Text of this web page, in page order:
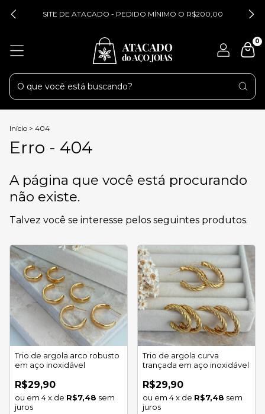
SITE DE ATACADO - PEDIDO MÍNIMO O R$200,00
0
Início > 404
Erro - 404
A página que você está procurando
não existe.
Talvez você se interesse pelos seguintes produtos.
Trio de argola arco robusto
em aço inoxidável
R$29,90
4x de R$7,48 sem
juros
Trio de argola curva
trançada em aço inoxidável
R$29,90
4x de R$7,48 sem
juros